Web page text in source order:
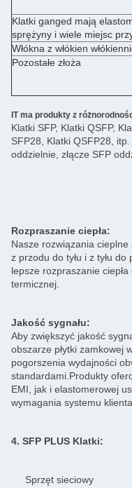
Klatki ganged mają
sprężyny i wiele miejsc
Włókna z włókien
Pozostałe złoża
IT ma produkty z
Klatki SFP, Klatki QSFP,
SFP28, Klatki QSFP28,
oddzielnie, złącze SFP
Rozpraszanie ciepła:
Nasze rozwiązania cieplne
z przodu do tyłu i z tyłu
lepsze rozpraszanie
termicznej.
Jakość sygnału:
Aby zwiększyć jakość
obszarze płytki zamkowej
pogorszenia wydajności
standardami.Produkty
EMI, jak i elastomerowej
wymagania systemu klienta.
4. SFP PLUS Klatki:
Sprzęt sieciowy